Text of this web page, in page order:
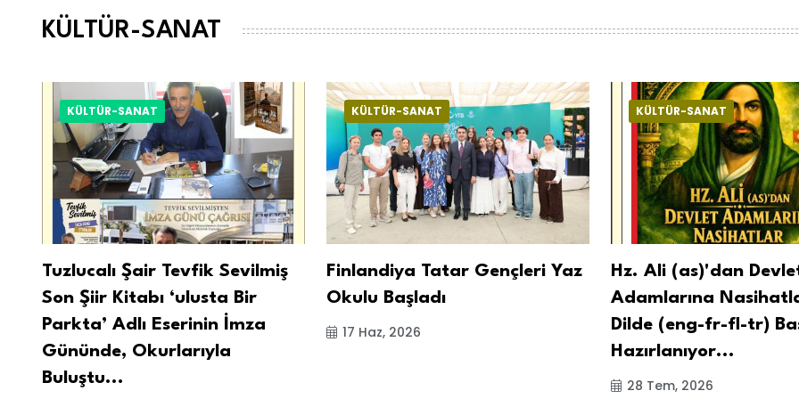
KÜLTÜR-SANAT
KÜLTÜR-SANAT
Tuzlucalı Şair Tevfik Sevilmiş
Son Şiir Kitabı ‘ulusta Bir
Parkta’ Adlı Eserinin İmza
Gününde, Okurlarıyla
Buluştu...
KÜLTÜR-SANAT
Finlandiya Tatar Gençleri Yaz
Okulu Başladı
17 Haz, 2026
KÜLTÜR-SANAT
Hz. Ali (as)'dan
Adamlarına
Dilde (eng-fr-fl-tr)
Hazırlanıyor...
28 Tem, 2026